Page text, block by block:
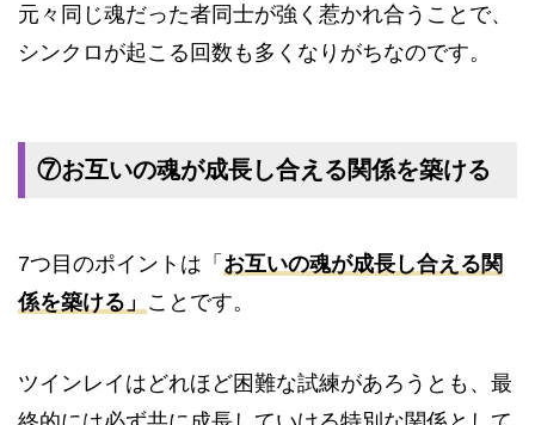
元々同じ魂だった者同士が強く惹かれ合うことで、
シンクロが起こる回数も多くなりがちなのです。
⑦お互いの魂が成長し合える関係を築ける
7つ目のポイントは「 お互いの魂が成長し合える関
係を築ける」 ことです。
ツインレイはどれほど困難な試練があろうとも、最